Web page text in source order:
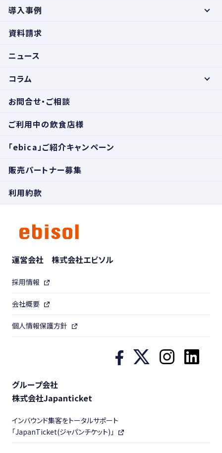
導入事例
資料請求
ニュース
コラム
お問合せ・ご相談
ご利用中の飲食店様
「ebica」ご紹介キャンペーン
販売パートナー募集
利用約款
運営会社 株式会社エビソル
採用情報
会社概要
個人情報保護方針
グループ会社
株式会社Japanticket
インバウンド集客をトータルサポート
「JapanTicket(ジャパンチケット)」